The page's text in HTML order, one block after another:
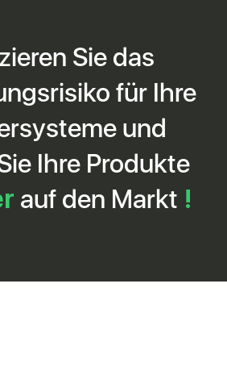
Sie das
für Ihre
und
Ihre Produkte
auf den Markt !